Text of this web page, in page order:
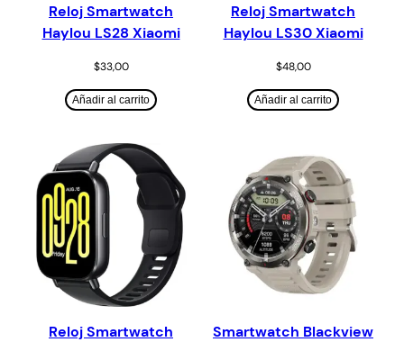
Reloj Smartwatch
Haylou LS28 Xiaomi
$33,00
Añadir al carrito
Reloj Smartwatch
Haylou LS30 Xiaomi
$48,00
Añadir al carrito
Reloj Smartwatch
Smartwatch Blackview